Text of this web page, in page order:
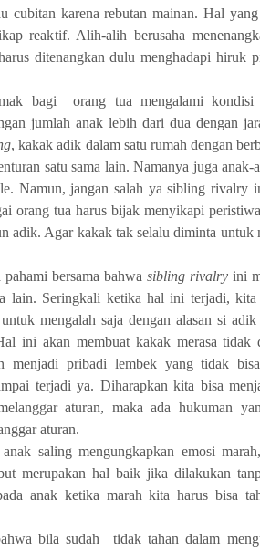
cubitan karena rebutan mainan. Hal
reaktif. Alih-alih berusaha
ditenangkan dulu menghadapi hiruk
bagi
orang tua mengalami kondisi
jumlah anak lebih dari dua dengan
, kakak adik dalam satu rumah dengan
satu sama lain. Namanya juga anak-
Namun, jangan salah ya sibling rivalry
orang tua harus bijak menyikapi
adik. Agar kakak tak selalu diminta untuk
bersama bahwa sibling rivalry ini
lain. Seringkali ketika hal ini terjadi, kita
mengalah saja dengan alasan si
ini akan membuat kakak merasa tidak
menjadi pribadi lembek yang tidak bisa
terjadi ya. Diharapkan kita bisa
aturan, maka ada hukuman
aturan.
saling mengungkapkan emosi
merupakan hal baik jika dilakukan
anak ketika marah kita harus bisa
bila sudah
tidak tahan dalam